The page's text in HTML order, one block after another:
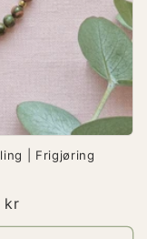
| Frigjøring
omtaler
kr